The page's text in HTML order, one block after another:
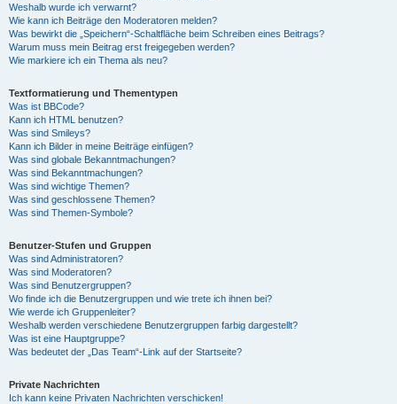
Weshalb wurde ich verwarnt?
Wie kann ich Beiträge den Moderatoren melden?
Was bewirkt die „Speichern“-Schaltfläche beim Schreiben eines Beitrags?
Warum muss mein Beitrag erst freigegeben werden?
Wie markiere ich ein Thema als neu?
Textformatierung und Thementypen
Was ist BBCode?
Kann ich HTML benutzen?
Was sind Smileys?
Kann ich Bilder in meine Beiträge einfügen?
Was sind globale Bekanntmachungen?
Was sind Bekanntmachungen?
Was sind wichtige Themen?
Was sind geschlossene Themen?
Was sind Themen-Symbole?
Benutzer-Stufen und Gruppen
Was sind Administratoren?
Was sind Moderatoren?
Was sind Benutzergruppen?
Wo finde ich die Benutzergruppen und wie trete ich ihnen bei?
Wie werde ich Gruppenleiter?
Weshalb werden verschiedene Benutzergruppen farbig dargestellt?
Was ist eine Hauptgruppe?
Was bedeutet der „Das Team“-Link auf der Startseite?
Private Nachrichten
Ich kann keine Privaten Nachrichten verschicken!